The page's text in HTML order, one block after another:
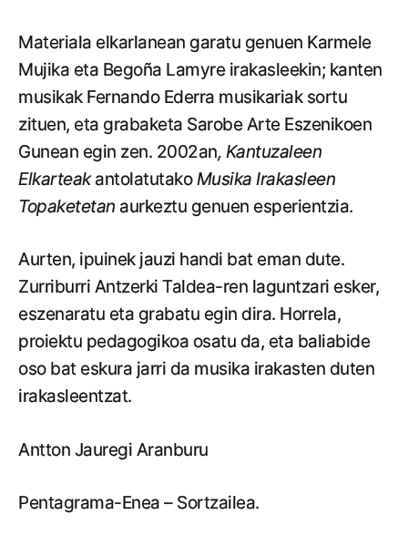
Materiala elkarlanean garatu genuen Karmele
Mujika eta Begoña Lamyre irakasleekin; kanten
musikak Fernando Ederra musikariak sortu
zituen, eta grabaketa Sarobe Arte Eszenikoen
Gunean egin zen. 2002an, Kantuzaleen
Elkarteakantolatutako Musika Irakasleen
Topaketetan aurkeztu genuen esperientzia.
Aurten, ipuinek jauzi handi bat eman dute.
Zurriburri Antzerki Taldea-ren laguntzari esker,
eszenaratu eta grabatu egin dira. Horrela,
proiektu pedagogikoa osatu da, eta baliabide
oso bat eskura jarri da musika irakasten duten
irakasleentzat.
Antton Jauregi Aranburu
Pentagrama-Enea – Sortzailea.